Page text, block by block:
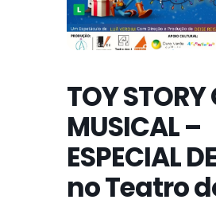
TOY STORY
MUSICAL –
ESPECIAL
no Teatro